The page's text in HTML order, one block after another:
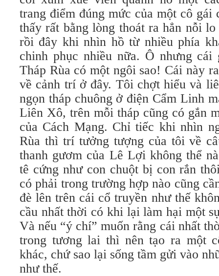
trang điểm đúng mức của một cô gái
thấy rất bằng lòng thoát ra hẳn nỗi
rồi đây khi nhìn hồ từ nhiều phía
chinh phục nhiều nữa. Ô nhưng
Tháp Rùa có một ngôi sao! Cái này
về cảnh trí ở đây. Tôi chợt hiểu và
ngọn tháp chuông ở điện Cẩm Linh
Liên Xô, trên mỗi tháp cũng có gắn
của Cách Mạng. Chỉ tiếc khi nhìn
Rùa thì trí tưởng tượng của tôi về
thanh gươm của Lê Lợi không thể
tê cứng như con chuột bị con rắn
có phải trong trường hợp nào cũng
đè lên trên cái cổ truyền như thế
cầu nhất thời có khi lại làm hại một
Và nếu “ý chí” muốn rằng cái nhất
trong tương lai thì nên tạo ra một
khác, chứ sao lại sống tầm gửi vào
như thế.